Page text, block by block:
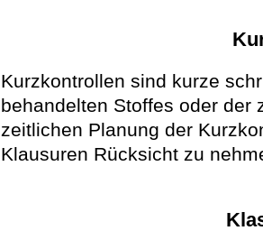
Kurzkontrollen sind kurze
behandelten Stoffes oder der
zeitlichen Planung der
Klausuren Rücksicht zu